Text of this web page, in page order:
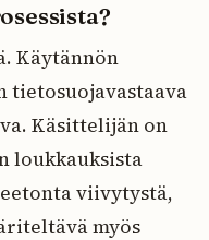
Käytännön
tietosuojavastaava
Käsittelijän on
loukkauksista
viivytystä,
myös